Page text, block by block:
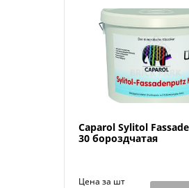
Caparol Sylitol
30 бороздчатая
Цена за шт